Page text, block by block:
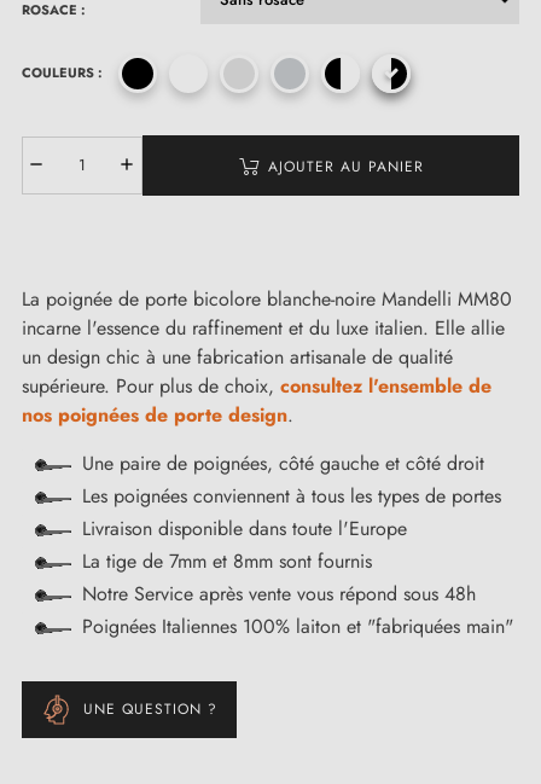
ROSACE :
COULEURS :
AJOUTER AU PANIER
La poignée de porte bicolore blanche-noire Mandelli MM80
incarne l'essence du raffinement et du luxe italien. Elle allie
un design chic à une fabrication artisanale de qualité
supérieure. Pour plus de choix, consultez l'ensemble de
nos poignées de porte design.
Une paire de poignées, côté gauche et côté droit
Les poignées conviennent à tous les types de portes
Livraison disponible dans toute l'Europe
La tige de 7mm et 8mm sont fournis
Notre Service après vente vous répond sous 48h
Poignées Italiennes 100% laiton et "fabriquées main"
UNE QUESTION ?